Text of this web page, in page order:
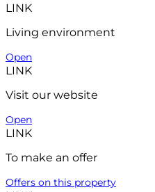
LINK
Living environment
Open
LINK
Visit our website
Open
LINK
To make an offer
Offers on this property